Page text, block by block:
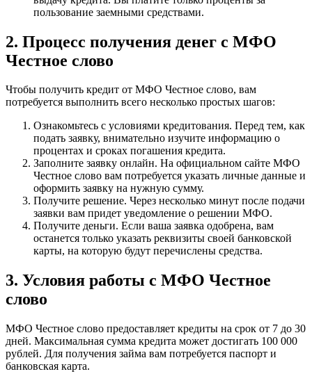
пользование заемными средствами.
2. Процесс получения денег с МФО
Честное слово
Чтобы получить кредит от МФО Честное слово, вам
потребуется выполнить всего несколько простых шагов:
Ознакомьтесь с условиями кредитования. Перед тем, как
подать заявку, внимательно изучите информацию о
процентах и сроках погашения кредита.
Заполните заявку онлайн. На официальном сайте МФО
Честное слово вам потребуется указать личные данные и
оформить заявку на нужную сумму.
Получите решение. Через несколько минут после подачи
заявки вам придет уведомление о решении МФО.
Получите деньги. Если ваша заявка одобрена, вам
останется только указать реквизиты своей банковской
карты, на которую будут перечислены средства.
3. Условия работы с МФО Честное
слово
МФО Честное слово предоставляет кредиты на срок от 7 до 30
дней. Максимальная сумма кредита может достигать 100 000
рублей. Для получения займа вам потребуется паспорт и
банковская карта.